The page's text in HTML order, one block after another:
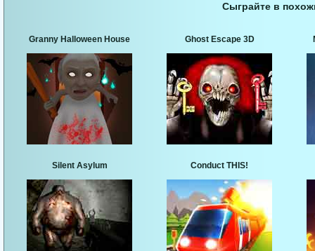
Сыграйте в
Granny Halloween House Ghost Escape 3D
Silent Asylum Conduct THIS!